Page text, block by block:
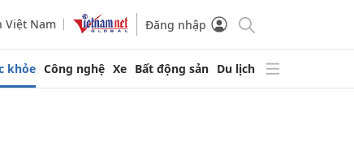
Việt Nam Đăng nhập
khỏe Công nghệ Xe Bất động sản Du lịch